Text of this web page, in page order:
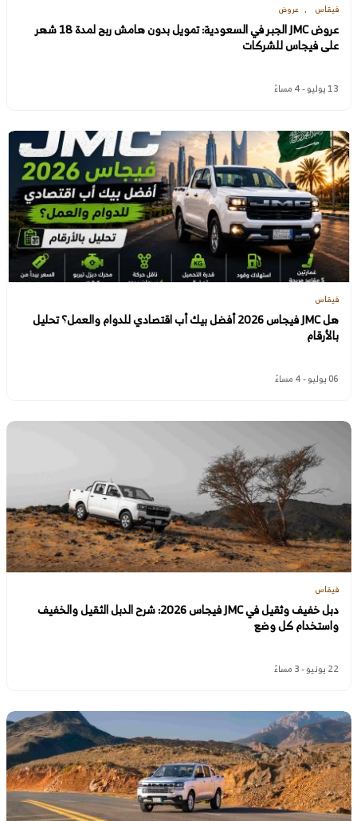
فيقاس عروض
عروض JMC الجبر في السعودية: تمويل بدون هامش ربح لمدة 18 شهر
على فيجاس للشركات
13 يوليو - 4 مساءً
فيقاس
هل JMC فيجاس 2026 أفضل بيك أب اقتصادي للدوام والعمل؟ تحليل
بالأرقام
06 يوليو - 4 مساءً
فيقاس
دبل خفيف وثقيل في JMC فيجاس 2026: شرح الدبل الثقيل والخفيف
واستخدام كل وضع
22 يونيو - 3 مساءً